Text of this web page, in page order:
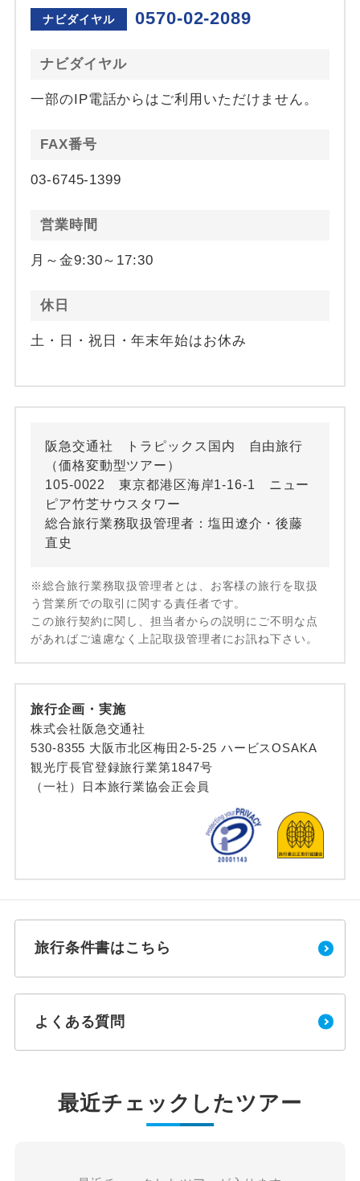
ナビダイヤル 0570-02-2089
ナビダイヤル
一部のIP電話からはご利用いただけません。
FAX番号
03-6745-1399
営業時間
月～金9:30～17:30
休日
土・日・祝日・年末年始はお休み
阪急交通社 トラピックス国内 自由旅行
（価格変動型ツアー）
105-0022 東京都港区海岸1-16-1 ニュー
ピア竹芝サウスタワー
総合旅行業務取扱管理者：塩田遼介・後藤
直史
※総合旅行業務取扱管理者とは、お客様の旅行を取扱
う営業所での取引に関する責任者です。
この旅行契約に関し、担当者からの説明にご不明な点
があればご遠慮なく上記取扱管理者にお訊ね下さい。
旅行企画・実施
株式会社阪急交通社
530-8355 大阪市北区梅田2-5-25 ハービスOSAKA
観光庁長官登録旅行業第1847号
（一社）日本旅行業協会正会員
旅行条件書はこちら
よくある質問
最近チェックしたツアー